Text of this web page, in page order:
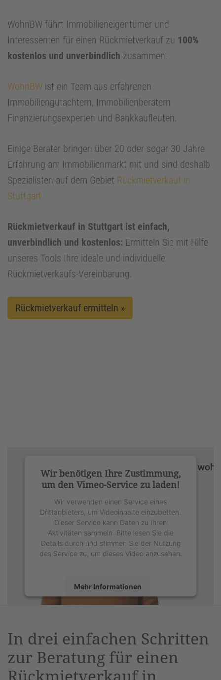
WohnBW führt Immobilieneigentümer und
Interessenten für einen Rückmietverkauf zu 100%
kostenlos und unverbindlich zusammen.
WohnBW ist ein Team aus erfahrenen
Immobiliengutachtern, Immobilienberatern
Finanzierungsexperten und Bankkaufleuten.
Einige Berater bringen über 20 oder sogar 30 Jahre
Erfahrung am Immobilienmarkt mit und sind deshalb
Spezialisten auf dem Gebiet Rückmietverkauf in
Stuttgart
Rückmietverkauf in Stuttgart ist einfach,
unverbindlich und kostenlos: Ermitteln Sie mit Hilfe
unseres Tools Ihre ideale und individuelle
Rückmietverkaufs-Vereinbarung.
Rückmietverkauf ermitteln »
Wir benötigen Ihre Zustimmung,
um den Vimeo-Service zu laden!
Wir verwenden einen Service eines
Drittanbieters, um Videoinhalte einzubetten.
Dieser Service kann Daten zu Ihren
Aktivitäten sammeln. Bitte lesen Sie die
Details durch und stimmen Sie der Nutzung
des Service zu, um dieses Video anzusehen.
Mehr Informationen
Management Platform&eRecht24
In drei einfachen Schritten
zur Beratung für einen